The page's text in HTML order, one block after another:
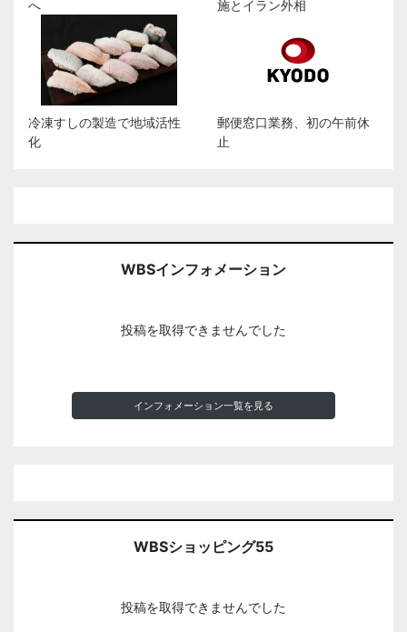
へ
施とイラン外相
冷凍すしの製造で地域活性
化
郵便窓口業務、初の午前休
止
WBSインフォメーション
投稿を取得できませんでした
インフォメーション一覧を見る
WBSショッピング55
投稿を取得できませんでした